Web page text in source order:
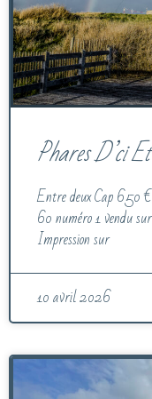
Phares D’ci
Entre deux Cap 650
60 numéro 1 vendu
Impression sur
10 avril 2026